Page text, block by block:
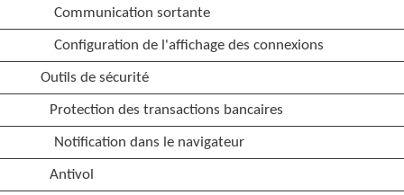
Communication sortante
Configuration de l'affichage des connexions
Outils de sécurité
Protection des transactions bancaires
Notification dans le navigateur
Antivol